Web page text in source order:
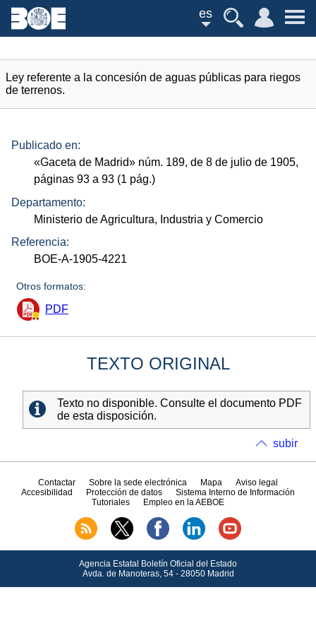
es
Ley referente a la concesión de aguas públicas para riegos
de terrenos.
Publicado en:
«Gaceta de Madrid» núm. 189, de 8 de julio de 1905,
páginas 93 a 93 (1 pág.)
Departamento:
Ministerio de Agricultura, Industria y Comercio
Referencia:
BOE-A-1905-4221
Otros formatos:
PDF
TEXTO ORIGINAL
Texto no disponible. Consulte el documento PDF
de esta disposición.
subir
Contactar Sobre la sede electrónica Mapa
Aviso legal
Accesibilidad
Protección de datos
Sistema Interno de Información
Tutoriales
Empleo en la AEBOE
Agencia Estatal Boletín Oficial del Estado
Avda.de Manoteras, 54 - 28050 Madrid